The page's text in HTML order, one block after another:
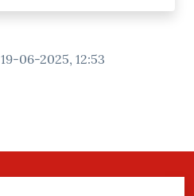
19-06-2025, 12:53